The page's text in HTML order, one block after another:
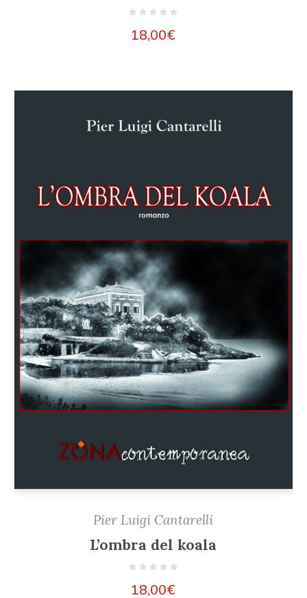
18,00€
Pier Luigi Cantarelli
L’ombra del koala
18,00€